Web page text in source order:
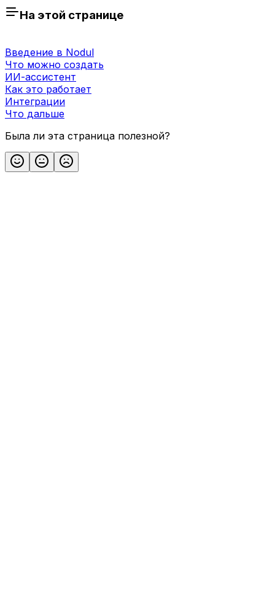
На этой странице
Введение в Nodul
Что можно создать
ИИ-ассистент
Как это работает
Интеграции
Что дальше
Была ли эта страница полезной?